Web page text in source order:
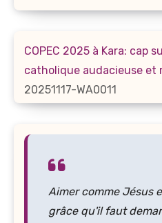
COPEC 2025 à Kara: cap
catholique audacieuse et
20251117-WA0011
Aimer comme Jésus
grâce qu'il faut